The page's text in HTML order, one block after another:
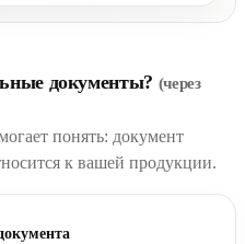
документы? (через
понять: документ
к вашей продукции.